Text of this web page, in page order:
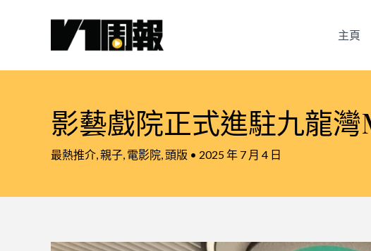
主頁
影藝戲院正式進駐九龍灣
最熱推介 親子 電影院 頭版 • 2025 年 7 月 4 日